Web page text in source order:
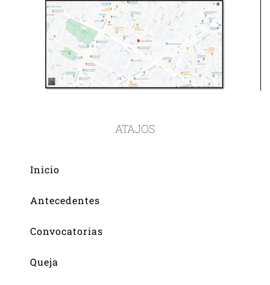
ATAJOS
Inicio
Antecedentes
Convocatorias
Queja